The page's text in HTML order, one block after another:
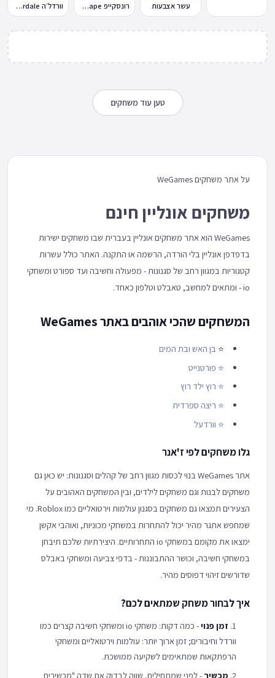
עשר אצבעות
רונסקייפ RuneScape וורדל׳ה Wordale
טען עוד משחקים
על אתר משחקים WeGames
משחקים אונליין חינם
WeGames הוא אתר משחקים אונליין בעברית שבו משחקים ישירות
בדפדפן אונליין בלי הורדה, הרשמה או התקנה. האתר כולל עשרות
קטגוריות במגוון רחב של סגנונות - מפעולה וחשיבה ועד ספורט ומשחקי
io - ומתאים למחשב, טאבלט וטלפון כאחד.
המשחקים שהכי אוהבים באתר WeGames
⭐ בן האש ובת המים
⭐ פורטנייט
⭐ רוץ ילד רוץ
⭐ ריצה ספרדית
⭐ וורדעל
גלו משחקים לפי ז'אנר
אתר WeGames בנוי לכסות מגוון רחב של קהלים וסגנונות: יש כאן גם
משחקים לבנות וגם משחקים לילדים, ובין המשחקים האהובים על
הצעירים תמצאו גם משחקים בסגנון עולמות וירטואליים כמו Roblox. מי
שמחפש אתגר מהיר יכול להתחרות במשחקי מכוניות, ואוהבי אקשן
ימצאו את מקומם במשחקי io התחרותיים. היצירתיות שלכם תיבחן
במשחקי חשיבה, וכושר ההתבוננות - בדפי צביעה ומשחקי באבלס
שדורשים זיהוי דפוסים מהיר.
איך לבחור משחק שמתאים לכם?
זמן פנוי
- כמה דקות: משחקי io ומשחקי חשיבה קצרים כמו
וורדל וחיבורים; זמן ארוך יותר: עולמות וירטואליים ומשחקי
הרפתקאות שמתאימים לשקיעה ממושכת.
מכשיר - לפני שמתחילים, שווה לבדוק את שדה "מכשירים